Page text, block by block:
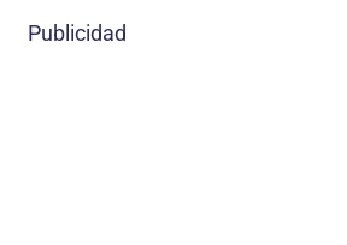
Publicidad